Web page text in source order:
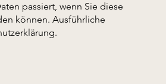
passiert, wenn Sie diese
können. Ausführliche